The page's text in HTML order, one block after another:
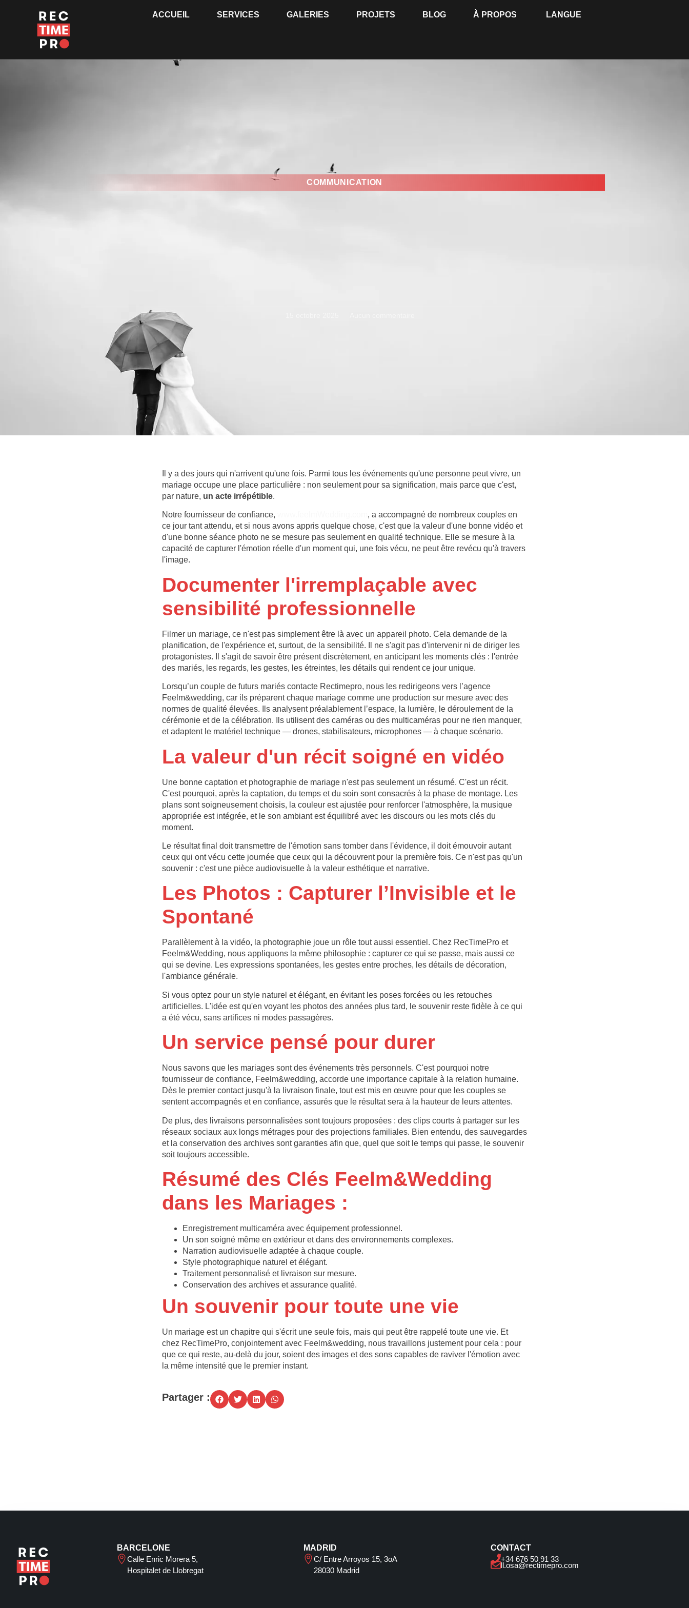
ACCUEIL SERVICES GALERIES PROJETS BLOG À PROPOS LANGUE
COMMUNICATION
Il y a des jours qui n'arrivent qu'une fois. Parmi tous les événements qu'une personne peut vivre, un
mariage occupe une place particulière : non seulement pour sa signification, mais parce que c'est,
par nature, un acte irrépétible.
Notre fournisseur de confiance,
, a accompagné de nombreux couples en
ce jour tant attendu, et si nous avons appris quelque chose, c'est que la valeur d'une bonne vidéo et
d'une bonne séance photo ne se mesure pas seulement en qualité technique. Elle se mesure à la
capacité de capturer l'émotion réelle d'un moment qui, une fois vécu, ne peut être revécu qu'à travers
l'image.
Documenter l'irremplaçable avec
sensibilité professionnelle
Filmer un mariage, ce n'est pas simplement être là avec un appareil photo. Cela demande de la
planification, de l'expérience et, surtout, de la sensibilité. Il ne s'agit pas d'intervenir ni de diriger les
protagonistes. Il s'agit de savoir être présent discrètement, en anticipant les moments clés : l'entrée
des mariés, les regards, les gestes, les étreintes, les détails qui rendent ce jour unique.
Lorsqu’un couple de futurs mariés contacte Rectimepro, nous les redirigeons vers l’agence
Feelm&wedding, car ils préparent chaque mariage comme une production sur mesure avec des
normes de qualité élevées. Ils analysent préalablement l’espace, la lumière, le déroulement de la
cérémonie et de la célébration. Ils utilisent des caméras ou des multicaméras pour ne rien manquer,
et adaptent le matériel technique — drones, stabilisateurs, microphones — à chaque scénario.
La valeur d'un récit soigné en vidéo
Une bonne captation et photographie de mariage n'est pas seulement un résumé. C'est un récit.
C'est pourquoi, après la captation, du temps et du soin sont consacrés à la phase de montage. Les
plans sont soigneusement choisis, la couleur est ajustée pour renforcer l'atmosphère, la musique
appropriée est intégrée, et le son ambiant est équilibré avec les discours ou les mots clés du
moment.
Le résultat final doit transmettre de l'émotion sans tomber dans l'évidence, il doit émouvoir autant
ceux qui ont vécu cette journée que ceux qui la découvrent pour la première fois. Ce n'est pas qu'un
souvenir : c'est une pièce audiovisuelle à la valeur esthétique et narrative.
Les Photos : Capturer l’Invisible et le
Spontané
Parallèlement à la vidéo, la photographie joue un rôle tout aussi essentiel. Chez RecTimePro et
Feelm&Wedding, nous appliquons la même philosophie : capturer ce qui se passe, mais aussi ce
qui se devine. Les expressions spontanées, les gestes entre proches, les détails de décoration,
l'ambiance générale.
Si vous optez pour un style naturel et élégant, en évitant les poses forcées ou les retouches
artificielles. L'idée est qu'en voyant les photos des années plus tard, le souvenir reste fidèle à ce qui
a été vécu, sans artifices ni modes passagères.
Un service pensé pour durer
Nous savons que les mariages sont des événements très personnels. C'est pourquoi notre
fournisseur de confiance, Feelm&wedding, accorde une importance capitale à la relation humaine.
Dès le premier contact jusqu'à la livraison finale, tout est mis en œuvre pour que les couples se
sentent accompagnés et en confiance, assurés que le résultat sera à la hauteur de leurs attentes.
De plus, des livraisons personnalisées sont toujours proposées : des clips courts à partager sur les
réseaux sociaux aux longs métrages pour des projections familiales. Bien entendu, des sauvegardes
et la conservation des archives sont garanties afin que, quel que soit le temps qui passe, le souvenir
soit toujours accessible.
Résumé des Clés Feelm&Wedding
dans les Mariages :
Enregistrement multicaméra avec équipement professionnel.
Un son soigné même en extérieur et dans des environnements complexes.
Narration audiovisuelle adaptée à chaque couple.
Style photographique naturel et élégant.
Traitement personnalisé et livraison sur mesure.
Conservation des archives et assurance qualité.
Un souvenir pour toute une vie
Un mariage est un chapitre qui s'écrit une seule fois, mais qui peut être rappelé toute une vie. Et
chez RecTimePro, conjointement avec Feelm&wedding, nous travaillons justement pour cela : pour
que ce qui reste, au-delà du jour, soient des images et des sons capables de raviver l'émotion avec
la même intensité que le premier instant.
Partager :
BARCELONE
Calle Enric Morera 5,
Hospitalet de Llobregat
MADRID
C/ Entre Arroyos 15, 3oA
28030 Madrid
CONTACT
+34 676 50 91 33
ll.osa@rectimepro.com